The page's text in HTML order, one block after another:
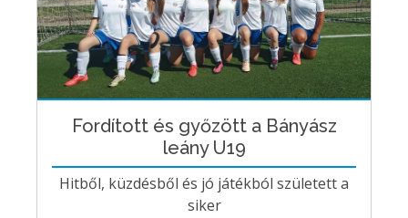
Fordított és győzött a Bányász
leány U19
Hitből, küzdésből és jó játékból született a
siker